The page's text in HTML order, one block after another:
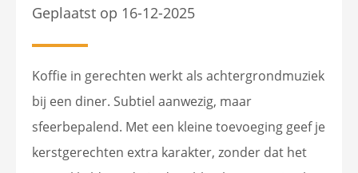
Geplaatst op 16-12-2025
Koffie in gerechten werkt als achtergrondmuziek
bij een diner. Subtiel aanwezig, maar
sfeerbepalend. Met een kleine toevoeging geef je
kerstgerechten extra karakter, zonder dat het